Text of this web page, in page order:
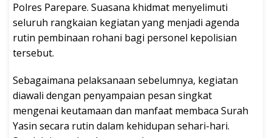
Polres Parepare. Suasana khidmat menyelimuti
seluruh rangkaian kegiatan yang menjadi agenda
rutin pembinaan rohani bagi personel kepolisian
tersebut.
Sebagaimana pelaksanaan sebelumnya, kegiatan
diawali dengan penyampaian pesan singkat
mengenai keutamaan dan manfaat membaca Surah
Yasin secara rutin dalam kehidupan sehari-hari.